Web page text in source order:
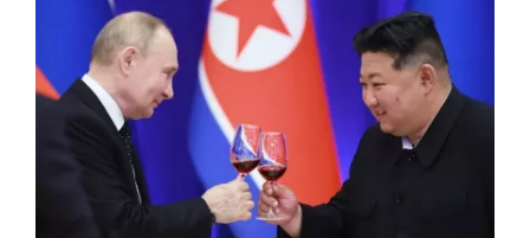
У Донецькій області українська армія ліквідувала
російського офіцера, полковника ЗС РФ Сергія Хвалова.
Ворожий військовий раніше двічі служив у Сирії, сприяючи
диктаторському режиму Башара Асада, передають
Патріоти України. Про це повідомив військовосл...